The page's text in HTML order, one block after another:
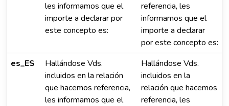
les informamos que el
importe a declarar por
este concepto es:
referencia, les
informamos que el
importe a declarar
por este concepto es:
es_ES
Hallándose Vds.
incluidos en la relación
que hacemos referencia,
les informamos que el
Hallándose Vds.
incluidos en la
relación que hacemos
referencia, les